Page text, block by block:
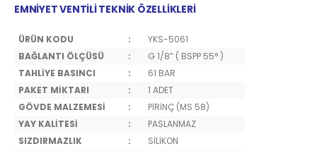
EMNİYET VENTİLİ TEKNİK ÖZELLİKLERİ
ÜRÜN KODU :
YKS-5061
BAĞLANTI ÖLÇÜSÜ
:
G 1/8” ( BSPP 55° )
TAHLİYE BASINCI
:
61 BAR
PAKET MİKTARI
:
1 ADET
GÖVDE MALZEMESİ
:
PİRİNÇ (MS 58)
YAY KALİTESİ
:
PASLANMAZ
SIZDIRMAZLIK
:
SİLİKON